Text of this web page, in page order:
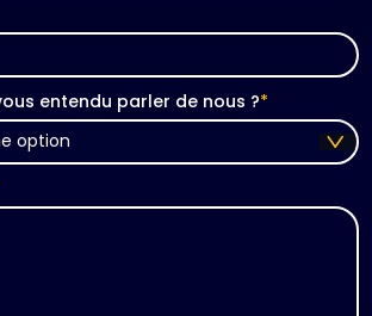
entendu parler de nous ?*